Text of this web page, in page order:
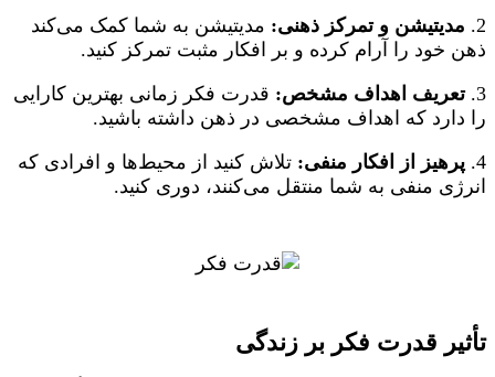
2. مدیتیشن و تمرکز ذهنی: مدیتیشن به شما کمک می‌کند
ذهن خود را آرام کرده و بر افکار مثبت تمرکز کنید.
3. تعریف اهداف مشخص: قدرت فکر زمانی بهترین کارایی
را دارد که اهداف مشخصی در ذهن داشته باشید.
4. پرهیز از افکار منفی: تلاش کنید از محیط‌ها و افرادی که
انرژی منفی به شما منتقل می‌کنند، دوری کنید.
تأثیر قدرت فکر بر زندگی